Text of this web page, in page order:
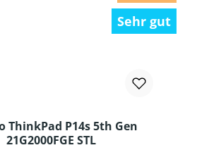
Sehr gut
ThinkPad P14s 5th Gen
21G2000FGE STL